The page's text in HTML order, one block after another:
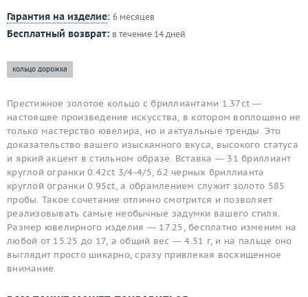
Гарантия на изделие: 6 месяцев
Бесплатный возврат: в течение 14 дней
кольцо дорожка
Престижное золотое кольцо с бриллиантами 1.37ct —
настоящее произведение искусства, в котором воплощено не
только мастерство ювелира, но и актуальные тренды. Это
доказательство вашего изысканного вкуса, высокого статуса
и яркий акцент в стильном образе. Вставка — 31 бриллиант
круглой огранки 0.42ct 3/4-4/5, 62 черных бриллианта
круглой огранки 0.95ct, а обрамлением служит золото 585
пробы. Такое сочетание отлично смотрится и позволяет
реализовывать самые необычные задумки вашего стиля.
Размер ювелирного изделия — 17.25, бесплатно изменим на
любой от 15.25 до 17, а общий вес — 4.51 г, и на пальце оно
выглядит просто шикарно, сразу привлекая восхищенное
внимание.